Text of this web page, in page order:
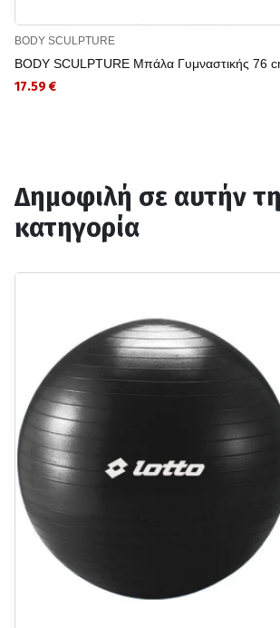
BODY SCULPTURE
BODY SCULPTURE Μπάλα Γυμναστικής 76
17.59 €
Δημοφιλή σε αυτήν
κατηγορία